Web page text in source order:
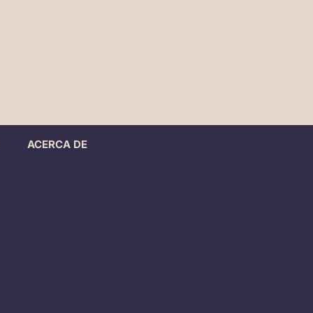
ACERCA DE